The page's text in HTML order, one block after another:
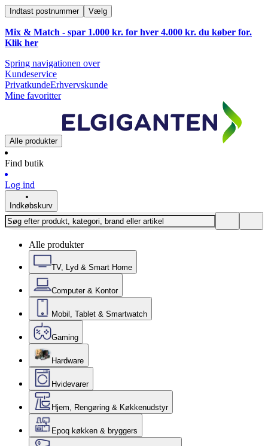
Indtast postnummer Vælg
Mix & Match - spar 1.000 kr. for hver 4.000 kr. du køber for.
Klik her
Spring navigationen over
Kundeservice
PrivatkundeErhvervskunde
Mine favoritter
Alle produkter
Find butik
Log ind
Indkøbskurv
Alle produkter
TV, Lyd & Smart Home
Computer & Kontor
Mobil, Tablet & Smartwatch
Gaming
Hardware
Hvidevarer
Hjem, Rengøring & Køkkenudstyr
Epoq køkken & bryggers